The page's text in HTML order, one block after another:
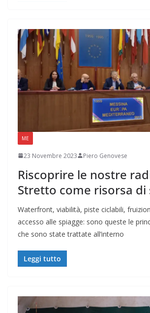
ME
23 Novembre 2023 Piero Genovese
Riscoprire le nostre
Stretto come risorsa di
Waterfront, viabilità, piste ciclabili,
accesso alle spiagge: sono queste le
che sono state trattate all’interno
Leggi tutto